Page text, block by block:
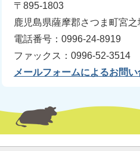
〒895-1803
鹿児島県薩摩郡さつま町宮
電話番号：0996-24-8919
ファックス：0996-52-3514
メールフォームによるお問